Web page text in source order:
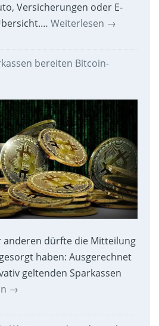
Versicherungen oder E-
Weiterlesen →
bereiten Bitcoin-
anderen dürfte die Mitteilung
haben: Ausgerechnet
geltenden Sparkassen
→